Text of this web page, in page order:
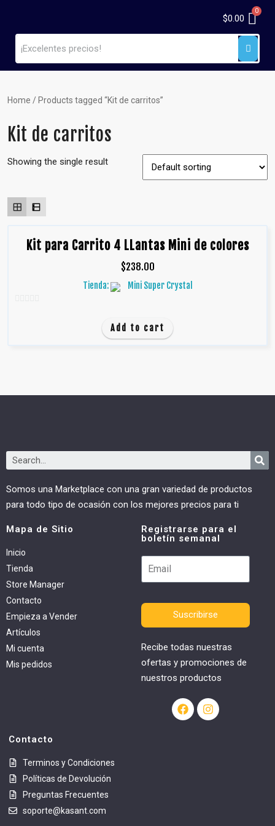
$0.00
Home / Products tagged “Kit de carritos”
Kit de carritos
Showing the single result
Kit para Carrito 4 LLantas Mini de colores
$238.00
Tienda: Mini Super Crystal
Add to cart
Somos una Marketplace con una gran variedad de productos
para todo tipo de ocasión con los mejores precios para ti
Mapa de Sitio
Inicio
Tienda
Store Manager
Contacto
Empieza a Vender
Artículos
Mi cuenta
Mis pedidos
Registrarse para el
boletín semanal
Suscribirse
Recibe todas nuestras
ofertas y promociones de
nuestros productos
Contacto
Terminos y Condiciones
Políticas de Devolución
Preguntas Frecuentes
soporte@kasant.com